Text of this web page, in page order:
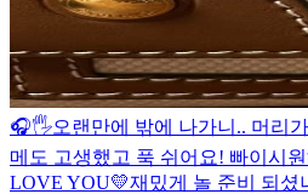
🎧🖐오랜만에 밖에 나가니.. 머리
메도 고생했고 푹 쉬어요! 빠이 시원
LOVE YOU💛재밌게 놀 준비 되셨